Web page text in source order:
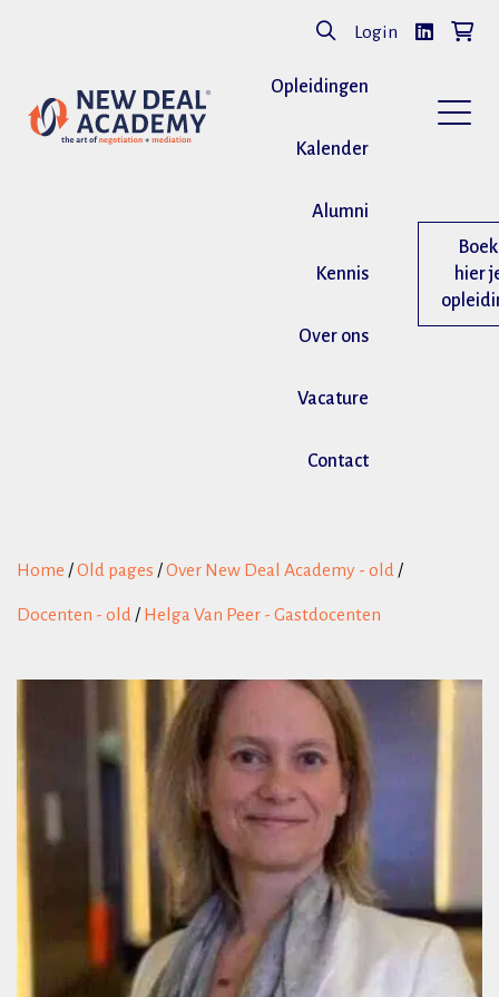
Login
Opleidingen
Kalender
Alumni
Kennis
Over ons
Vacature
Contact
Boek
hier
Home /Old pages /Over New Deal Academy - old/
Docenten - old/ Helga Van Peer - Gastdocenten